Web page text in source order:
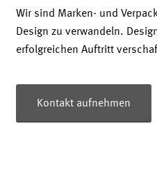
Wir sind Marken- und
Design zu verwandeln.
erfolgreichen Auftritt
Kontakt aufnehmen